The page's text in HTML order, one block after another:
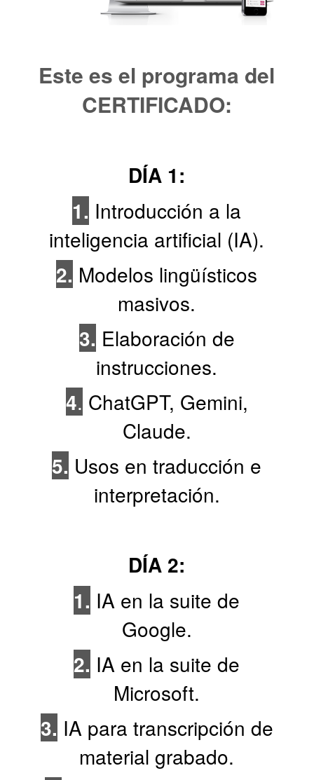
Este es el programa del
CERTIFICADO:
DÍA 1:
1. Introducción a la
inteligencia artificial (IA).
2. Modelos lingüísticos
masivos.
3. Elaboración de
instrucciones.
4. ChatGPT, Gemini,
Claude.
5. Usos en traducción e
interpretación.
DÍA 2:
1. IA en la suite de
Google.
2. IA en la suite de
Microsoft.
3. IA para transcripción de
material grabado.